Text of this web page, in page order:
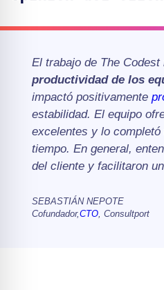
El trabajo de The Codest
productividad de los
impactó positivamente
estabilidad. El equipo
excelentes y lo
tiempo. En general,
del cliente y facilitaron
SEBASTIÁN NEPOTE
Cofundador,CTO, Consultport